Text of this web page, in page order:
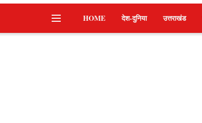
HOME देश-दुनिया उत्तराखंड